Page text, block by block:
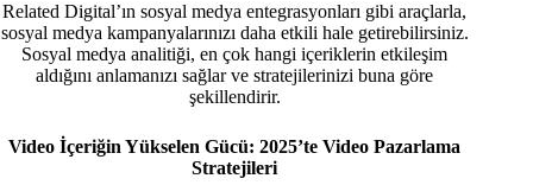
Related Digital’ın sosyal medya entegrasyonları gibi araçlarla,
sosyal medya kampanyalarınızı daha etkili hale getirebilirsiniz.
Sosyal medya analitiği, en çok hangi içeriklerin etkileşim
aldığını anlamanızı sağlar ve stratejilerinizi buna göre
şekillendirir.
Video İçeriğin Yükselen Gücü: 2025’te Video Pazarlama
Stratejileri